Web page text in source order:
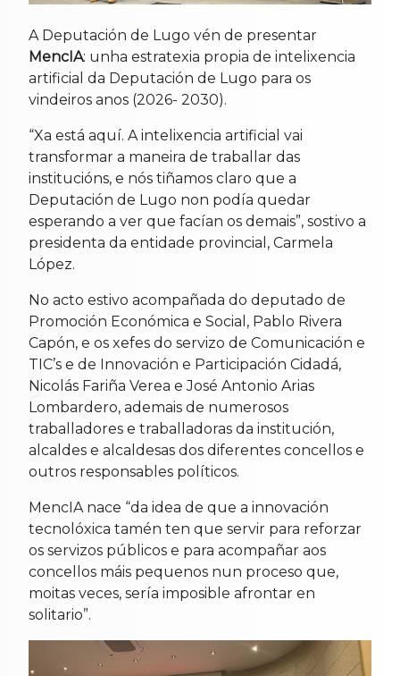
A Deputación de Lugo vén de presentar
MencIA: unha estratexia propia de intelixencia
artificial da Deputación de Lugo para os
vindeiros anos (2026- 2030).
“Xa está aquí. A intelixencia artificial vai
transformar a maneira de traballar das
institucións, e nós tiñamos claro que a
Deputación de Lugo non podía quedar
esperando a ver que facían os demais”, sostivo a
presidenta da entidade provincial, Carmela
López.
No acto estivo acompañada do deputado de
Promoción Económica e Social, Pablo Rivera
Capón, e os xefes do servizo de Comunicación e
TIC’s e de Innovación e Participación Cidadá,
Nicolás Fariña Verea e José Antonio Arias
Lombardero, ademais de numerosos
traballadores e traballadoras da institución,
alcaldes e alcaldesas dos diferentes concellos e
outros responsables políticos.
MencIA nace “da idea de que a innovación
tecnolóxica tamén ten que servir para reforzar
os servizos públicos e para acompañar aos
concellos máis pequenos nun proceso que,
moitas veces, sería imposible afrontar en
solitario”.